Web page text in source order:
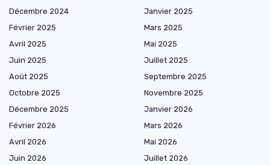
Décembre 2024
Janvier 2025
Février 2025
Mars 2025
Avril 2025
Mai 2025
Juin 2025
Juillet 2025
Août 2025
Septembre 2025
Octobre 2025
Novembre 2025
Décembre 2025
Janvier 2026
Février 2026
Mars 2026
Avril 2026
Mai 2026
Juin 2026
Juillet 2026